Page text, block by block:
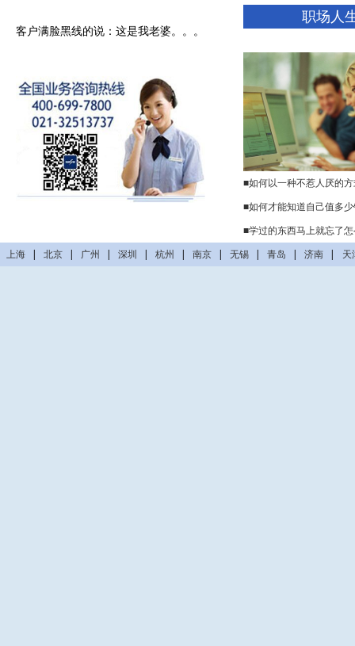
客户满脸黑线的说：这是我老婆。。。
职场人
■如何以一种不惹人厌的
■如何才能知道自己值多
■学过的东西马上就忘了
上海 | 北京 | 广州 | 深圳 | 杭州 | 南京 | 无锡 | 青岛 | 济南 | 天